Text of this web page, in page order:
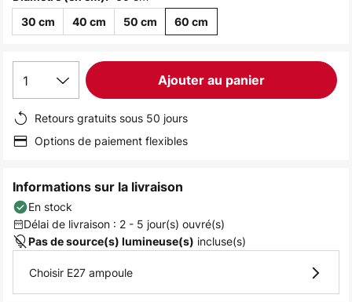
30 cm 40 cm 50 cm 60 cm
1 Ajouter au panier
Retours gratuits sous 50 jours
Options de paiement flexibles
Informations sur la livraison
En stock
Délai de livraison : 2 - 5 jour(s) ouvré(s)
Pas de source(s) lumineuse(s) incluse(s)
Choisir E27 ampoule